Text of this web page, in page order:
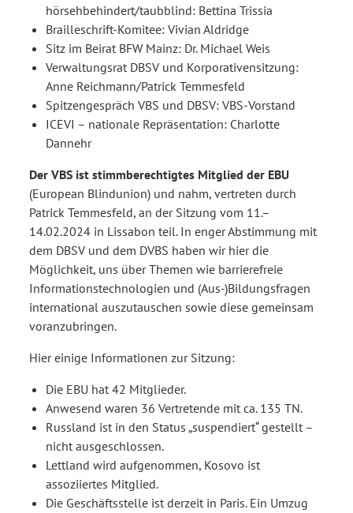
hörsehbehindert/taubblind: Bettina Trissia
Brailleschrift-Komitee: Vivian Aldridge
Sitz im Beirat BFW Mainz: Dr. Michael Weis
Verwaltungsrat DBSV und Korporativensitzung:
Anne Reichmann/Patrick Temmesfeld
Spitzengespräch VBS und DBSV: VBS-Vorstand
ICEVI – nationale Repräsentation: Charlotte
Dannehr
Der VBS ist stimmberechtigtes Mitglied der EBU
(European Blindunion) und nahm, vertreten durch
Patrick Temmesfeld, an der Sitzung vom 11.–
14.02.2024 in Lissabon teil. In enger Abstimmung mit
dem DBSV und dem DVBS haben wir hier die
Möglichkeit, uns über Themen wie barrierefreie
Informationstechnologien und (Aus-)Bildungsfragen
international auszutauschen sowie diese gemeinsam
voranzubringen.
Hier einige Informationen zur Sitzung:
Die EBU hat 42 Mitglieder.
Anwesend waren 36 Vertretende mit ca. 135 TN.
Russland ist in den Status „suspendiert“ gestellt –
nicht ausgeschlossen.
Lettland wird aufgenommen, Kosovo ist
assoziiertes Mitglied.
Die Geschäftsstelle ist derzeit in Paris. Ein Umzug